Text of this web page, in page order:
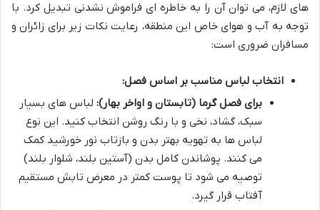
های لازم، می توان آن را به خاطره ای فراموش نشدنی تبدیل کرد. با
توجه به آب و هوای خاص این منطقه، رعایت نکات زیر برای زائران و
مسافران ضروری است:
انتخاب لباس مناسب بر اساس فصل:
برای فصل گرما (تابستان و اواخر بهار): لباس های بسیار
سبک، گشاد، نخی و با رنگ روشن انتخاب کنید. این نوع
لباس ها به تهویه بهتر بدن و بازتاب نور خورشید کمک
می کنند. پوشاندن کامل بدن (آستین بلند، شلوار بلند)
توصیه می شود تا پوست کمتر در معرض تابش مستقیم
آفتاب قرار گیرد.